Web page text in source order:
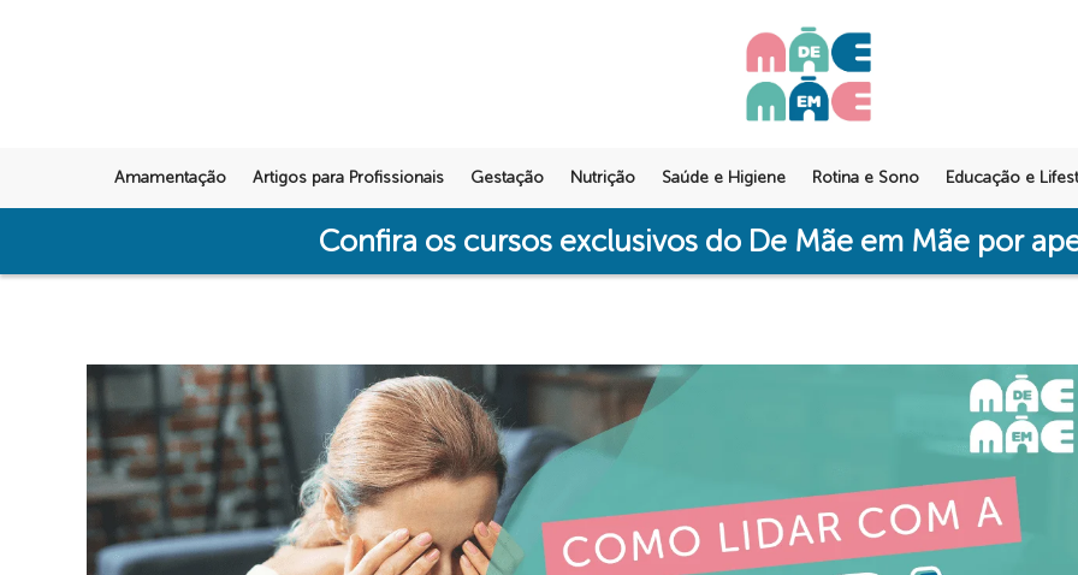
Amamentação Artigos para Profissionais Gestação Nutrição Saúde e Higiene Rotina e Sono Educação e
Confira os cursos exclusivos do De Mãe em Mãe por